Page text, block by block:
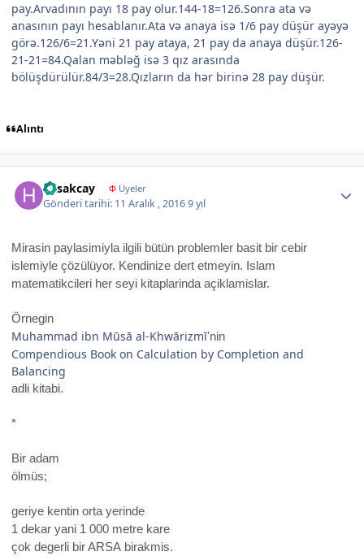
pay.Arvadının payı 18 pay olur.144-18=126.Sonra ata və
anasının payı hesablanır.Ata və anaya isə 1/6 pay düşür ayəyə
görə.126/6=21.Yəni 21 pay ataya, 21 pay da anaya düşür.126-
21-21=84.Qalan məbləğ isə 3 qız arasında
bölüşdürülür.84/3=28.Qızların da hər birinə 28 pay düşür.
Alıntı
hasakcay ΦÜyeler
Gönderi tarihi: 11 Aralık , 20169 yıl
Mirasin paylasimiyla ilgili bütün problemler basit bir cebir
islemiyle çözülüyor. Kendinize dert etmeyin. Islam
matematikcileri her seyi kitaplarinda açiklamislar.
Örnegin
Muhammad ibn Mūsā al-Khwārizmī'nin
Compendious Book on Calculation by Completion and
Balancing
adli kitabi.
*
Bir adam
ölmüs;
geriye kentin orta yerinde
1 dekar yani 1 000 metre kare
çok degerli bir ARSA birakmis.